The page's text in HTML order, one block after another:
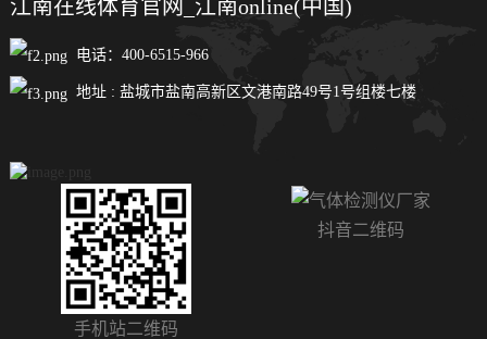
江南在线体育官网_江南online(中国)
电话：400-6515-966
地址 : 盐城市盐南高新区文港南路49号1号组楼七楼
手机站二维码
抖音二维码